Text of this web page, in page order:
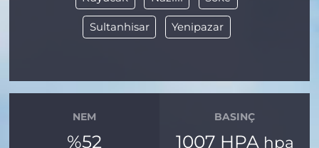
Sultanhisar Yenipazar
NEM
%52
BASINÇ
1007 HPA hpa